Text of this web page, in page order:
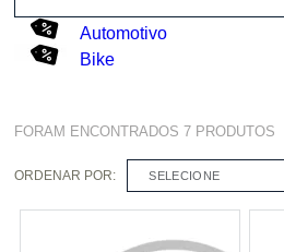
Automotivo
Bike
FORAM ENCONTRADOS7 PRODUTOS
ORDENAR POR: SELECIONE